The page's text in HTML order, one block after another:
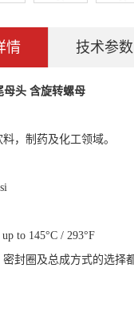
情 技术参数
母头 含旋转螺母
，制药及化工领域。
to 145°C / 293°F
封圈及总成方式的选择